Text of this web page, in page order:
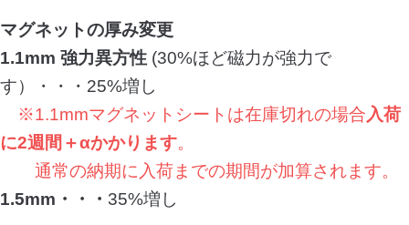
マグネットの厚み変更
1.1mm 強力異方性 (30%ほど磁力が強力で
す）・・・25%増し
※1.1mmマグネットシートは在庫切れの場合入荷
に2週間＋αかかります。
通常の納期に入荷までの期間が加算されます。
1.5mm・・・ 35%増し